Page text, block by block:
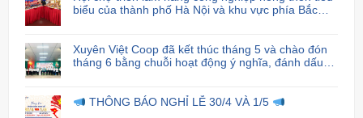
biểu của thành phố Hà Nội và khu vực phía Bắc
Xuyên Việt Coop đã kết thúc tháng 5 và chào đón
tháng 6 bằng chuỗi hoạt động ý nghĩa, đánh dấu
THÔNG BÁO NGHỈ LỄ 30/4 VÀ 1/5